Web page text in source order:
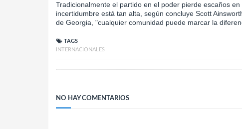
Tradicionalmente el partido en el poder pierde escaños
incertidumbre está tan alta, según concluye Scott
de Georgia, "cualquier comunidad puede marcar la
TAGS
INTERNACIONALES
NO HAY COMENTARIOS